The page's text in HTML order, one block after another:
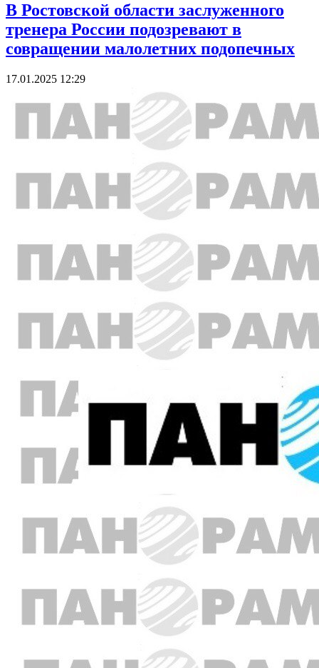
В Ростовской области заслуженного
тренера России подозревают в
совращении малолетних подопечных
17.01.2025 12:29